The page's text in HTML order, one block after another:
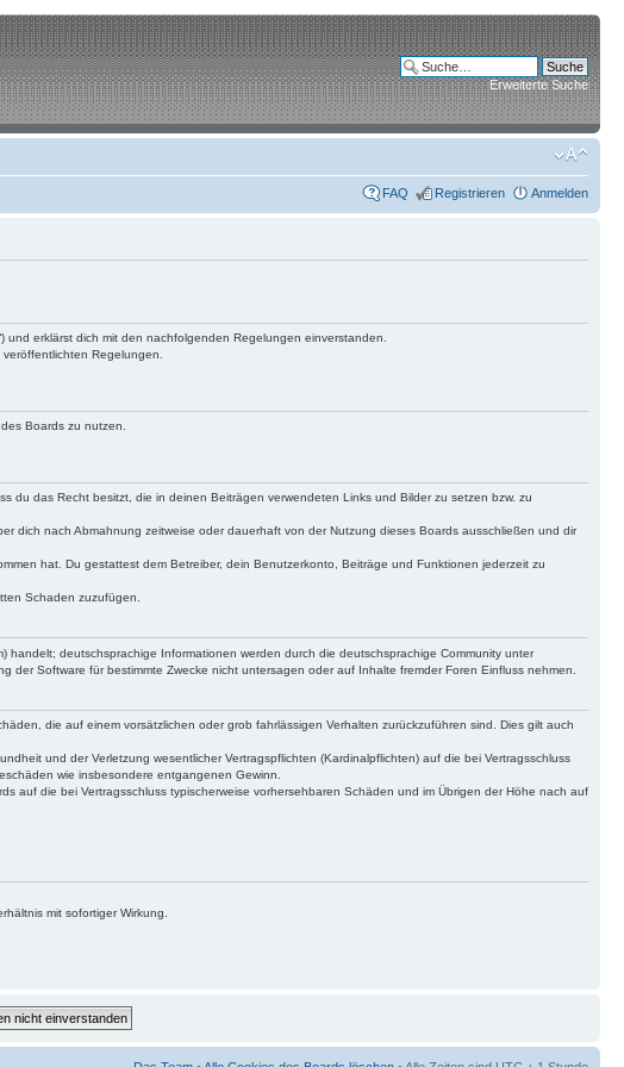
Erweiterte Suche
FAQ Registrieren Anmelden
und erklärst dich mit den nachfolgenden Regelungen einverstanden.
Regelungen.
Boards zu nutzen.
du das Recht besitzt, die in deinen Beiträgen verwendeten Links und Bilder zu setzen bzw. zu
dich nach Abmahnung zeitweise oder dauerhaft von der Nutzung dieses Boards ausschließen und dir
hat. Du gestattest dem Betreiber, dein Benutzerkonto, Beiträge und Funktionen jederzeit zu
Schaden zuzufügen.
deutschsprachige Informationen werden durch die deutschsprachige Community unter
Software für bestimmte Zwecke nicht untersagen oder auf Inhalte fremder Foren Einfluss nehmen.
die auf einem vorsätzlichen oder grob fahrlässigen Verhalten zurückzuführen sind. Dies gilt auch
und der Verletzung wesentlicher Vertragspflichten (Kardinalpflichten) auf die bei Vertragsschluss
wie insbesondere entgangenen Gewinn.
auf die bei Vertragsschluss typischerweise vorhersehbaren Schäden und im Übrigen der Höhe nach auf
mit sofortiger Wirkung.